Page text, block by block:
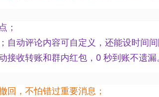
；
动评论内容可自定义，还能设时间间
收转账和群内红包，0 秒到账不遗漏。
回，不怕错过重要消息；